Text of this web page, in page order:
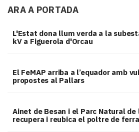
ARA A PORTADA
L'Estat dona llum verda a la
kV a Figuerola d'Orcau
El FeMAP arriba a l’equador amb
propostes al Pallars
Ainet de Besan i el Parc Natural
recupera i reubica el poltre de